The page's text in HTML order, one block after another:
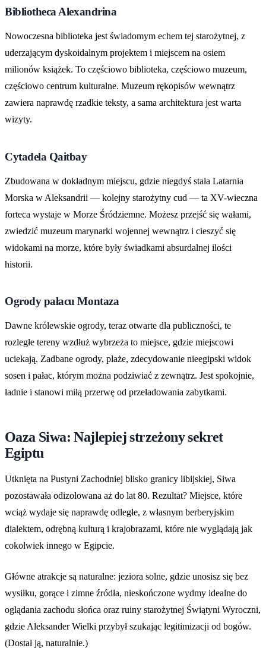
Bibliotheca Alexandrina
Nowoczesna biblioteka jest świadomym echem tej starożytnej, z
uderzającym dyskoidalnym projektem i miejscem na osiem
milionów książek. To częściowo biblioteka, częściowo muzeum,
częściowo centrum kulturalne. Muzeum rękopisów wewnątrz
zawiera naprawdę rzadkie teksty, a sama architektura jest warta
wizyty.
Cytadela Qaitbay
Zbudowana w dokładnym miejscu, gdzie niegdyś stała Latarnia
Morska w Aleksandrii — kolejny starożytny cud — ta XV-wieczna
forteca wystaje w Morze Śródziemne. Możesz przejść się wałami,
zwiedzić muzeum marynarki wojennej wewnątrz i cieszyć się
widokami na morze, które były świadkami absurdalnej ilości
historii.
Ogrody pałacu Montaza
Dawne królewskie ogrody, teraz otwarte dla publiczności, te
rozległe tereny wzdłuż wybrzeża to miejsce, gdzie miejscowi
uciekają. Zadbane ogrody, plaże, zdecydowanie nieegipski widok
sosen i pałac, którym można podziwiać z zewnątrz. Jest spokojnie,
ładnie i stanowi miłą przerwę od przeładowania zabytkami.
Oaza Siwa: Najlepiej strzeżony sekret
Egiptu
Utknięta na Pustyni Zachodniej blisko granicy libijskiej, Siwa
pozostawała odizolowana aż do lat 80. Rezultat? Miejsce, które
wciąż wydaje się naprawdę odległe, z własnym berberyjskim
dialektem, odrębną kulturą i krajobrazami, które nie wyglądają jak
cokolwiek innego w Egipcie.
Główne atrakcje są naturalne: jeziora solne, gdzie unosisz się bez
wysiłku, gorące i zimne źródła, nieskończone wydmy idealne do
oglądania zachodu słońca oraz ruiny starożytnej Świątyni Wyroczni,
gdzie Aleksander Wielki przybył szukając legitimizacji od bogów.
(Dostał ją, naturalnie.)